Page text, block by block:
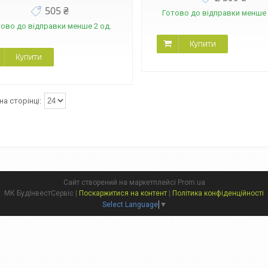
505 ₴
до відправки менше 2 од.
Купити
Готово до відправки менше
Купити
Сайт створений на маркетплейсі Prom.ua
Поскаржитися на контент
Політика конфіденційності
Select Language ▼